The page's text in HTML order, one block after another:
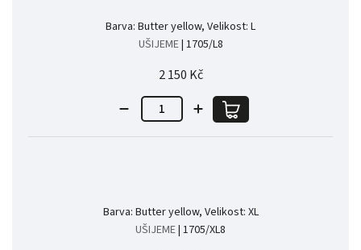
Barva: Butter yellow, Velikost: L
UŠIJEME| 1705/L8
2 150 Kč
Barva: Butter yellow, Velikost: XL
UŠIJEME| 1705/XL8